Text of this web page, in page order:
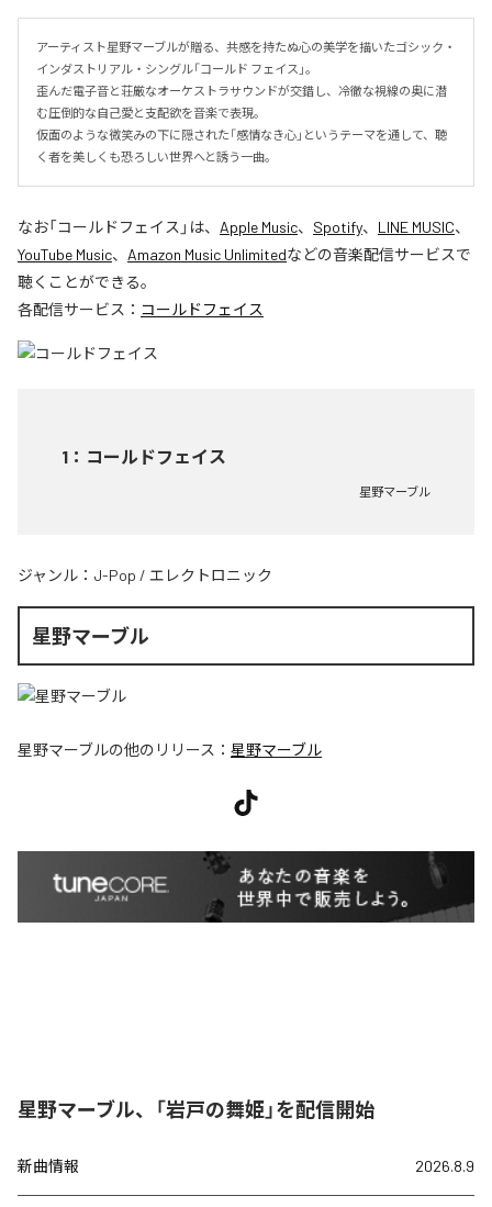
アーティスト星野マーブルが贈る、共感を持たぬ心の美学を描いたゴシック・
インダストリアル・シングル「コールド フェイス」。
歪んだ電子音と荘厳なオーケストラサウンドが交錯し、冷徹な視線の奥に潜
む圧倒的な自己愛と支配欲を音楽で表現。
仮面のような微笑みの下に隠された「感情なき心」というテーマを通して、聴
く者を美しくも恐ろしい世界へと誘う一曲。
なお「コールドフェイス 」は、 Apple Music、 Spotify、 LINE MUSIC、
YouTube Music、 Amazon Music Unlimitedなどの音楽配信サービスで
聴くことができる。
各配信サービス： コールドフェイス
1 ： コールドフェイス
星野マーブル
ジャンル： J-Pop / エレクトロニック
星野マーブル
星野マーブルの他のリリース： 星野マーブル
星野マーブル、「岩戸の舞姫」を配信開始
新曲情報 2026.8.9